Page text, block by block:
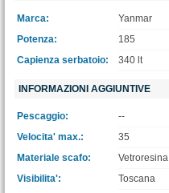
Marca:
Yanmar
Potenza:
185
Capienza serbatoio:
340 lt
INFORMAZIONI AGGIUNTIVE
Pescaggio:
--
Velocita' max.:
35
Materiale scafo:
Vetroresina
Visibilita':
Toscana